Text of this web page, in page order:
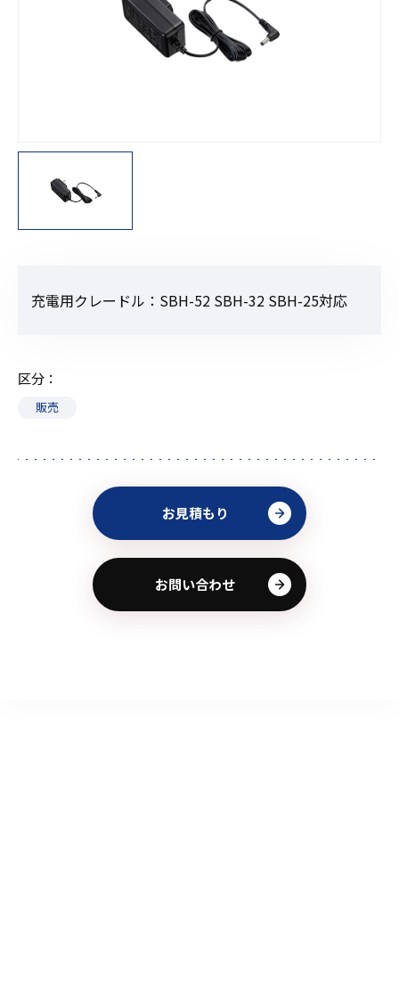
充電用クレードル：SBH-52 SBH-32 SBH-25対応
区分
販売
お見積もり
お問い合わせ